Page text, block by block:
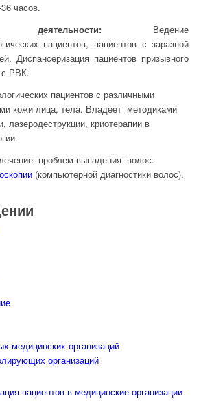
часов.
деятельности: Ведение
пациентов, пациентов с заразной
Диспансеризация пациентов призывного
с РВК.
пациентов с различными
кожи лица, тела. Владеет методиками
лазеродеструкции, криотерапии в
проблем выпадения волос.
(компьютерной диагностики волос).
медицинских организаций
организаций
пациентов в медицинские организации